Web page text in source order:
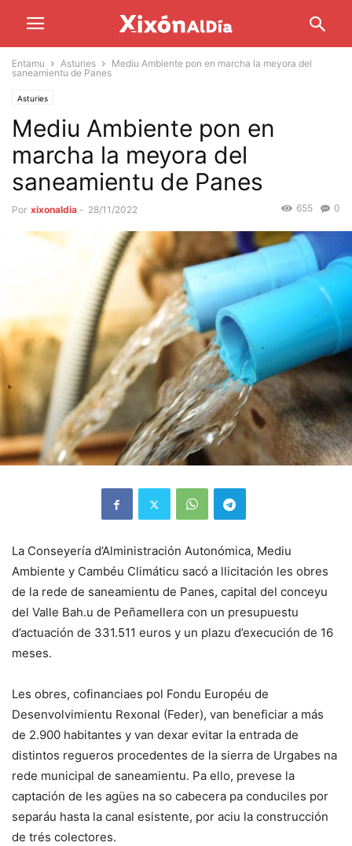
Entamu Asturies
Mediu Ambiente pon en marcha la meyora del
saneamientu de Panes
Asturies
Mediu Ambiente pon en
marcha la meyora del
saneamientu de Panes
Por xixonaldia - 28/11/2022 0
655
La Conseyería d’Alministración Autonómica, Mediu
Ambiente y Cambéu Climáticu sacó a llicitación les obres
de la rede de saneamientu de Panes, capital del conceyu
del Valle Bah.u de Peñamellera con un presupuestu
d’actuación de 331.511 euros y un plazu d’execución de 16
meses.
Les obres, cofinanciaes pol Fondu Européu de
Desenvolvimientu Rexonal (Feder), van beneficiar a más
de 2.900 habitantes y van dexar evitar la entrada de
distintos regueros procedentes de la sierra de Urgabes na
rede municipal de saneamientu. Pa ello, prevese la
captación de les agües na so cabecera pa conduciles por
separáu hasta la canal esistente, por aciu la construcción
de trés colectores.